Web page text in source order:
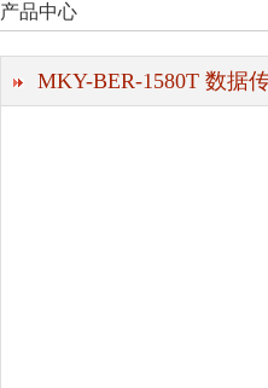
产品中心
MKY-BER-1580T 数据